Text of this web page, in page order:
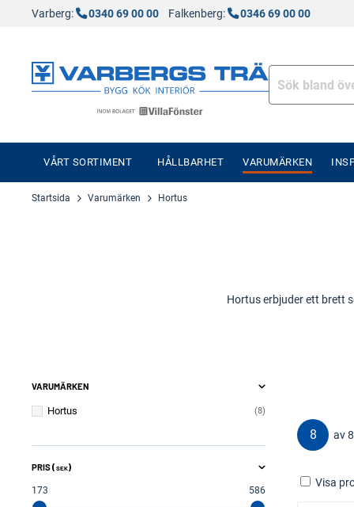
Varberg: 0340 69 00 00 Falkenberg: 0346 69 00 00
VÅRT SORTIMENT HÅLLBARHET VARUMÄRKEN
Startsida Varumärken Hortus
Hortus erbjuder ett brett
VARUMÄRKEN
8
Hortus
PRIS ( SEK)
173 586
8 av
Visa